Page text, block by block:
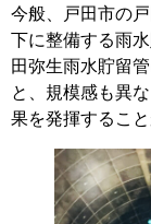
今般、戸田市の
下に整備する雨
田弥生雨水貯留
と、規模感も異
果を発揮すること